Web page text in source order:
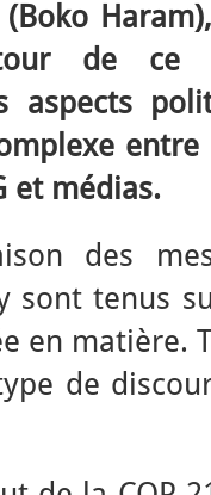
de ce
aspects
et médias.
des
sont tenus
en matière.
de